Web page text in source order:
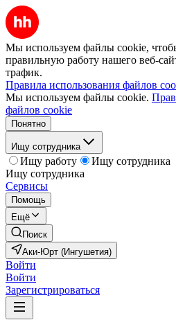
Мы используем файлы cookie,
правильную работу нашего веб-
трафик.
Правила использования файлов
Мы используем файлы cookie.
файлов cookie
Понятно
Ищу сотрудника
Ищу работу
Ищу сотрудника
Ищу сотрудника
Сервисы
Помощь
Ещё
Поиск
Аки-Юрт (Ингушетия)
Войти
Войти
Зарегистрироваться